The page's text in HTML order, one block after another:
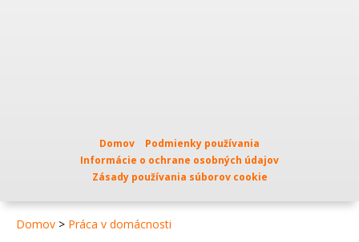
Domov
Podmienky používania
Informácie o ochrane osobných údajov
Zásady používania súborov cookie
Domov > Práca v domácnosti